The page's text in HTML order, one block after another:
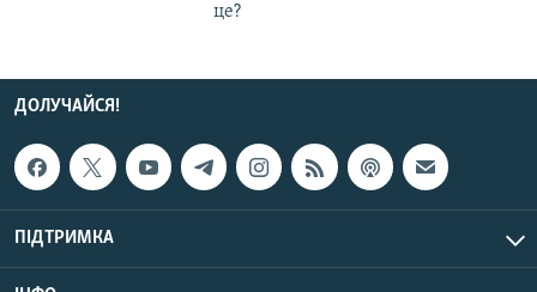
це?
ДОЛУЧАЙСЯ!
ПІДТРИМКА